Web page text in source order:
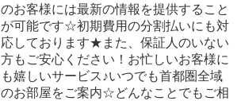
のお客様には最新の情報を提供すること
が可能です☆初期費用の分割払いにも対
応しております★また、保証人のいない
方もご安心ください！お忙しいお客様に
も嬉しいサービス♪いつでも首都圏全域
のお部屋をご案内☆どんなことでもご相